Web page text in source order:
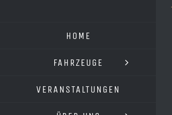
HOME
FAHRZEUGE
VERANSTALTUNGEN